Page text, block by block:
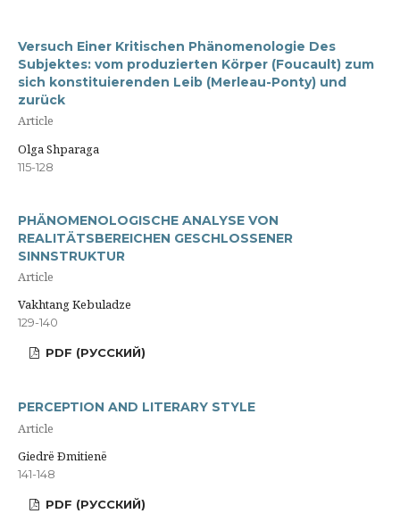
Versuch Einer Kritischen Phänomenologie Des
Subjektes: vom produzierten Körper (Foucault) zum
sich konstituierenden Leib (Merleau-Ponty) und
zurück
Article
Olga Shparaga
115-128
PHÄNOMENOLOGISCHE ANALYSE VON
REALITÄTSBEREICHEN GESCHLOSSENER
SINNSTRUKTUR
Article
Vakhtang Kebuladze
129-140
PDF (РУССКИЙ)
PERCEPTION AND LITERARY STYLE
Article
Giedrë Ðmitienë
141-148
PDF (РУССКИЙ)